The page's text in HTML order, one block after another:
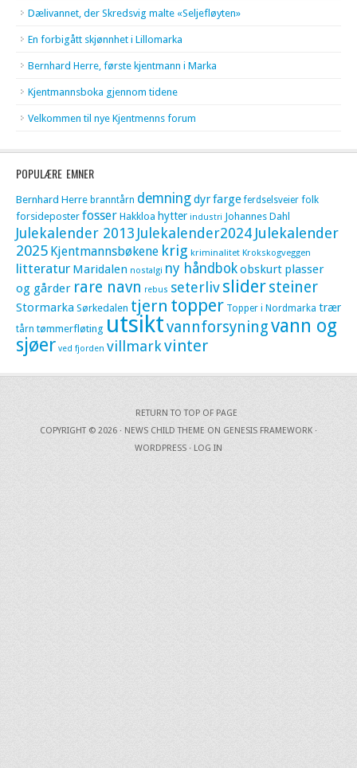
Dælivannet, der Skredsvig malte «Seljefløyten»
En forbigått skjønnhet i Lillomarka
Bernhard Herre, første kjentmann i Marka
Kjentmannsboka gjennom tidene
Velkommen til nye Kjentmenns forum
POPULÆRE EMNER
Bernhard Herre branntårn demningdyrfarge ferdselsveier folk
forsideposter fosser Hakkloa hytter industri Johannes Dahl
Julekalender 2013 Julekalender2024 Julekalender
2025 Kjentmannsbøkene krig kriminalitet Krokskogveggen
litteratur Maridalen nostalgi ny håndbokobskurt plasser
og gårder rare navn rebus seterlivslidersteiner
Stormarka Sørkedalen tjern topper Topper i Nordmarka trær
tårn tømmerfløting utsiktvannforsyningvann og
sjøer ved fjorden villmarkvinter
RETURN TO TOP OF PAGE
COPYRIGHT © 2026 · NEWS CHILD THEME ON GENESIS FRAMEWORK ·
WORDPRESS · LOG IN